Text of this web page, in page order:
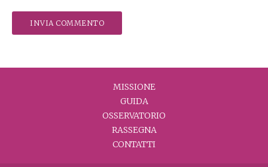
MISSIONE
GUIDA
OSSERVATORIO
RASSEGNA
CONTATTI